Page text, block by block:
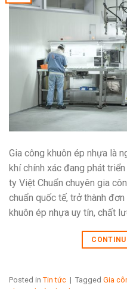
Gia công khuôn ép nhựa là
khí chính xác đang phát
ty Việt Chuẩn chuyên gia
chuẩn quốc tế, trở thành
khuôn ép nhựa uy tín, chất
Posted in Tin tức | Tagged Gia